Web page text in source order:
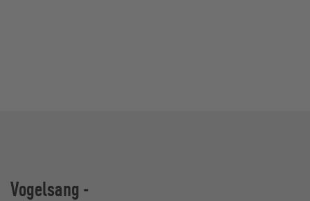
Vogelsang -